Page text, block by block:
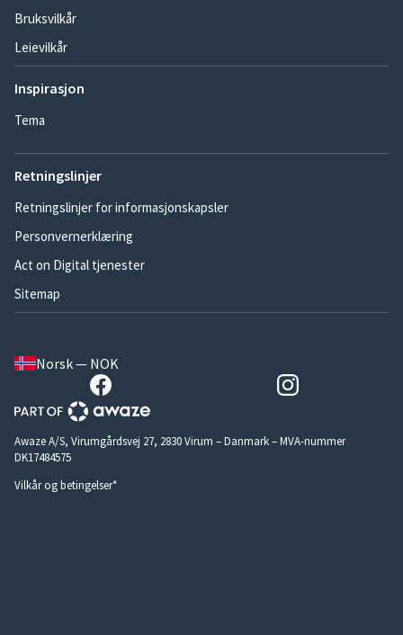
Bruksvilkår
Leievilkår
Inspirasjon
Tema
Retningslinjer
Retningslinjer for informasjonskapsler
Personvernerklæring
Act on Digital tjenester
Sitemap
Norsk — NOK
Awaze A/S, Virumgårdsvej 27, 2830 Virum – Danmark – MVA-nummer
DK17484575
Vilkår og betingelser*